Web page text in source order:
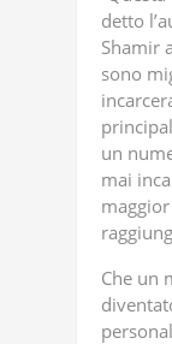
detto
Shamir
sono
un
mai
Che un